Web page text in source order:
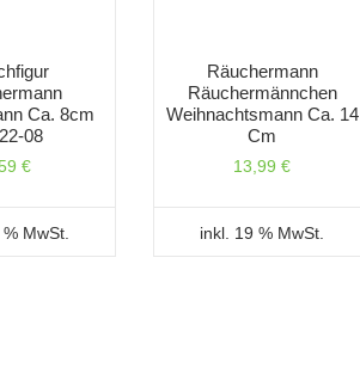
Ca. 8cm
08
€
MwSt.
Räuchermann
Räuchermännchen
Weihnachtsmann Ca. 14
Cm
13,99€
inkl. 19 % MwSt.